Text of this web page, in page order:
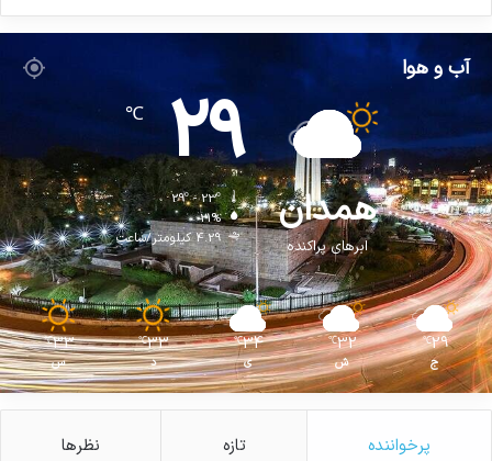
آب و هوا
همدان
ابرهای پراکنده
29
℃
29º - 23º
21%
4.29 کیلومتر/ساعت
29
℃
ج
32
℃
ش
34
℃
ی
33
℃
د
33
℃
س
پرخواننده تازه نظرها